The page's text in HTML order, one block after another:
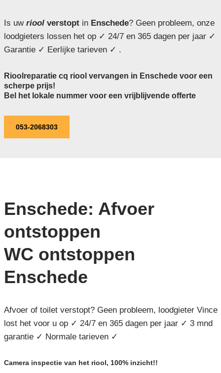
Is uw rioolverstoptin Enschede? Geen probleem, onze
loodgieters lossen het op ✓ 24/7 en 365 dagen per jaar ✓
Garantie ✓ Eerlijke tarieven ✓ .
Rioolreparatie cq riool vervangen in Enschede voor een
scherpe prijs!
Bel het lokale nummer voor een vrijblijvende offerte
053-2068303
Enschede: Afvoer
ontstoppen
WC ontstoppen
Enschede
Afvoer of toilet verstopt? Geen probleem, loodgieter Vince
lost het voor u op ✓ 24/7 en 365 dagen per jaar ✓ 3 mnd
garantie ✓ Normale tarieven ✓
Camera inspectie van het riool, 100% inzicht!!